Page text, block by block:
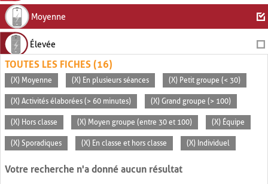
Moyenne
Élevée
TOUTES LES FICHES (16)
(X) Moyenne (X) En plusieurs séances (X) Petit groupe (< 30)
(X) Activités élaborées (> 60 minutes) (X) Grand groupe (> 100)
(X) Hors classe (X) Moyen groupe (entre 30 et 100) (X) Équipe
(X) Sporadiques (X) En classe et hors classe (X) Individuel
Votre recherche n'a donné aucun résultat